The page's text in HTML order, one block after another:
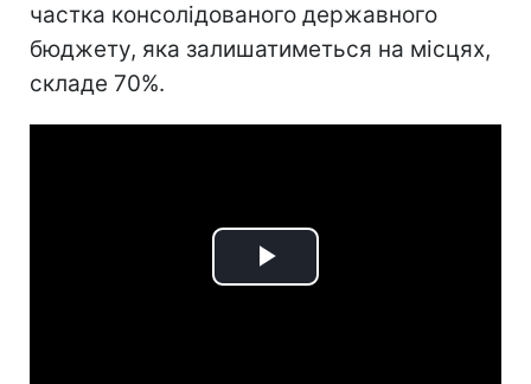
частка консолідованого державного
бюджету, яка залишатиметься на місцях,
складе 70%.
Play